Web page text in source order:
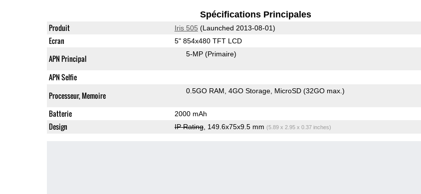
Spécifications Principales
Produit Iris 505 (Launched 2013-08-01)
Ecran 5" 854x480 TFT LCD
APN Principal 5-MP (Primaire)
APN Selfie
Processeur, Memoire
0.5GO RAM 4GO Storage MicroSD (32GO max.)
Batterie 2000 mAh
Design IP Rating, 149.6x75x9.5 mm (5.89 x 2.95 x 0.37 inches)